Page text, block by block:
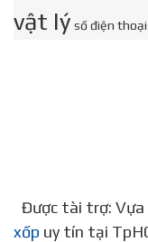
vật lý số điện thoại
Được tài trợ: Vựa
xốp uy tín tại